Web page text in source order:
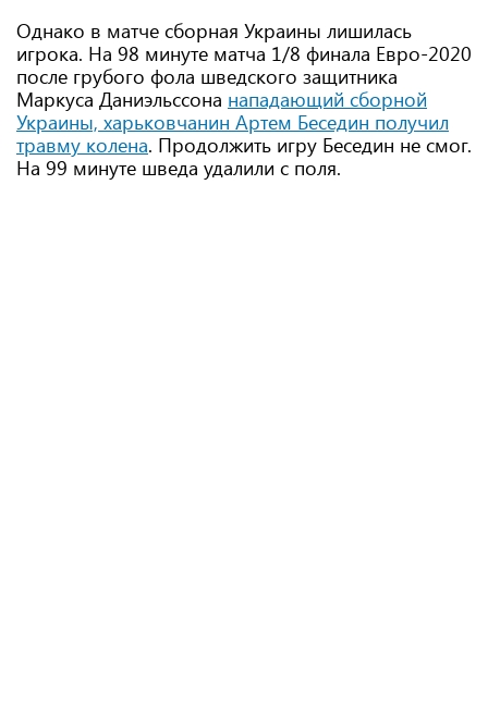
Однако в матче сборная Украины лишилась
игрока. На 98 минуте матча 1/8 финала Евро-2020
после грубого фола шведского защитника
Маркуса Даниэльссона нападающий сборной
Украины, харьковчанин Артем Беседин получил
травму колена. Продолжить игру Беседин не смог.
На 99 минуте шведа удалили с поля.